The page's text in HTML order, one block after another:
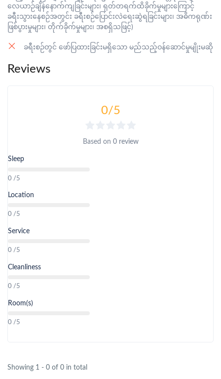
လေယာဉ်ချိန်နောက်ကျခြင်းများ၊ ရုတ်တရက်ထိခိုက်မှုများကြောင့်
ခရီးသွားနေစဉ်အတွင်း ခရီးစဉ်ပြောင်းလဲရေးဆွဲရခြင်းများ၊ အဓိကရုဏ်း
ဖြစ်ပွားမှုများ၊ တိုက်ခိုက်မှုများ၊ အစရှိသဖြင့်)
ခရီးစဉ်တွင် ဖော်ပြထားခြင်းမရှိသော မည်သည့်ဝန်ဆောင်မှုမျိုးမဆို
Reviews
0/5
Based on 0 review
Sleep
0 /5
Location
0 /5
Service
0 /5
Cleanliness
0 /5
Room(s)
0 /5
Showing 1 - 0 of 0 in total